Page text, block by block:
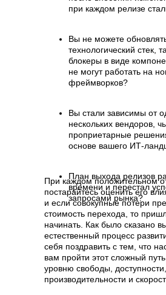
при каждом релизе
Вы не можете
технологический стек,
блокеры в виде
не могут работать на
фреймворков?
Вы стали зависимы от
нескольких вендоров,
проприетарные
основе вашего ИТ-
План выхода релизов
времени и перестал
запросами рынка?
При каждом положительном
постарайтесь оценить его
и если совокупные потери
стоимость перехода, то
начинать. Как было сказано
естественный процесс
себя поздравить с тем, что
вам пройти этот сложный
уровню свободы, доступности,
производительности и
Подписаться
Компания
Курсы LDM
Партнеры
Контакты
Карьера в